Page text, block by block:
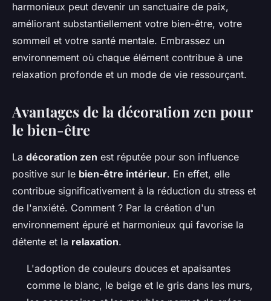
harmonieux peut devenir un sanctuaire de paix,
améliorant substantiellement votre bien-être, votre
sommeil et votre santé mentale. Embrassez un
environnement où chaque élément contribue à une
relaxation profonde et un mode de vie ressourçant.
Avantages de la décoration zen pour
le bien-être
La décoration zen est réputée pour son influence
positive sur le bien-être intérieur. En effet, elle
contribue significativement à la réduction du stress et
de l'anxiété. Comment ? Par la création d'un
environnement épuré et harmonieux qui favorise la
détente et la relaxation.
L'adoption de couleurs douces et apaisantes
comme le blanc, le beige et le gris dans les murs,